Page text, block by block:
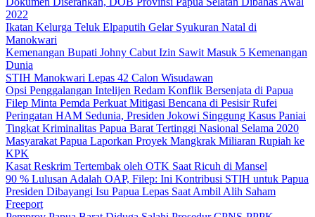
2022
Ikatan Kelurga Teluk Elpaputih Gelar Syukuran Natal di
Manokwari
Kemenangan Bupati Johny Cabut Izin Sawit Masuk 5 Kemenangan
Dunia
STIH Manokwari Lepas 42 Calon Wisudawan
Opsi Penggalangan Intelijen Redam Konflik Bersenjata di Papua
Filep Minta Pemda Perkuat Mitigasi Bencana di Pesisir Rufei
Peringatan HAM Sedunia, Presiden Jokowi Singgung Kasus Paniai
Tingkat Kriminalitas Papua Barat Tertinggi Nasional Selama 2020
Masyarakat Papua Laporkan Proyek Mangkrak Miliaran Rupiah ke
KPK
Kasat Reskrim Tertembak oleh OTK Saat Ricuh di Mansel
90 % Lulusan Adalah OAP, Filep: Ini Kontribusi STIH untuk Papua
Presiden Dibayangi Isu Papua Lepas Saat Ambil Alih Saham
Freeport